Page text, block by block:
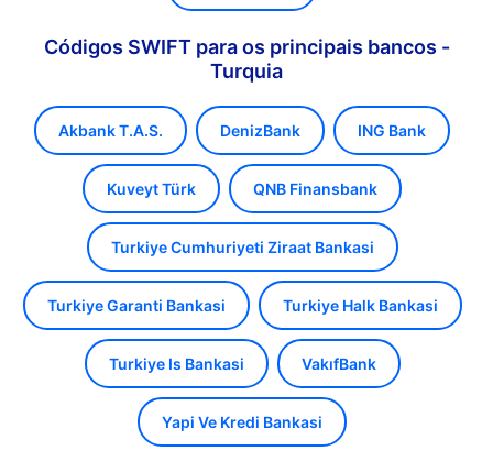
Códigos SWIFT para os principais bancos -
Turquia
Akbank T.A.S. DenizBank ING Bank
Kuveyt Türk QNB Finansbank
Turkiye Cumhuriyeti Ziraat Bankasi
Turkiye Garanti Bankasi Turkiye Halk Bankasi
Turkiye Is Bankasi VakıfBank
Yapi Ve Kredi Bankasi